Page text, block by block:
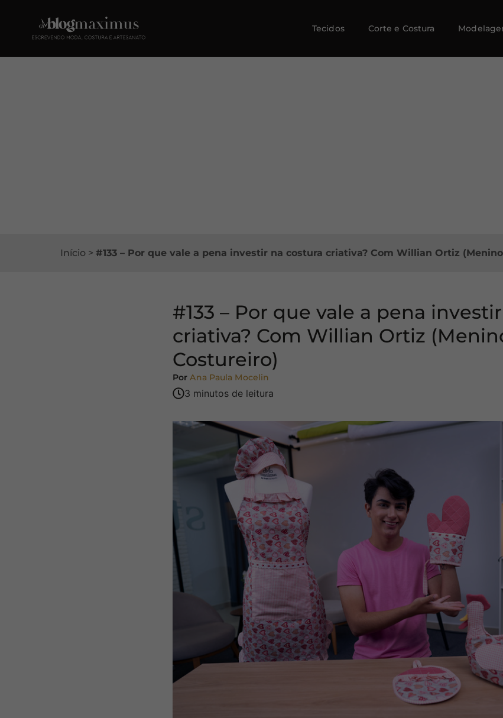
Tecidos Corte e Costura
Início > #133 – Por que vale a pena investir na costura criativa? Com Willian Ortiz
#133 – Por que vale a pena
criativa? Com Willian Ortiz
Costureiro)
Por Ana Paula Mocelin